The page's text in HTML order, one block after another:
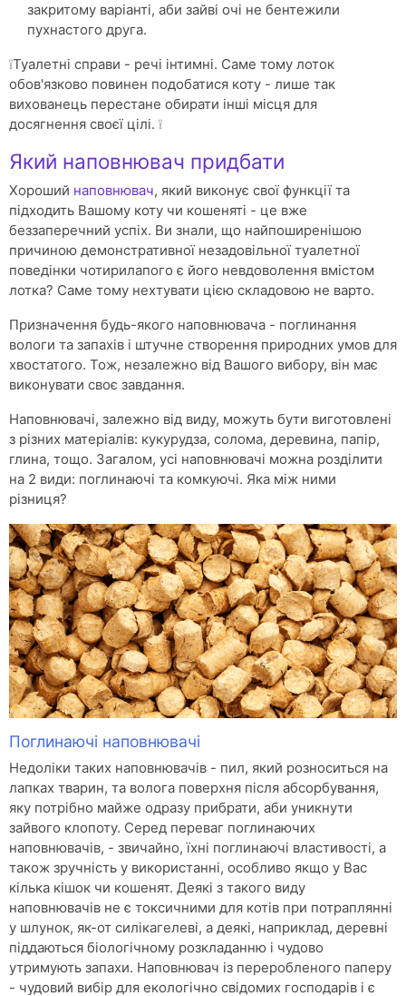
закритому варіанті, аби зайві очі не бентежили
пухнастого друга.
❕Туалетні справи - речі інтимні. Саме тому лоток
обов'язково повинен подобатися коту - лише так
вихованець перестане обирати інші місця для
досягнення своєї цілі. ❕
Який наповнювач придбати
Хороший наповнювач, який виконує свої функції та
підходить Вашому коту чи кошеняті - це вже
беззаперечний успіх. Ви знали, що найпоширенішою
причиною демонстративної незадовільної туалетної
поведінки чотирилапого є його невдоволення вмістом
лотка? Саме тому нехтувати цією складовою не варто.
Призначення будь-якого наповнювача - поглинання
вологи та запахів і штучне створення природних умов для
хвостатого. Тож, незалежно від Вашого вибору, він має
виконувати своє завдання.
Наповнювачі, залежно від виду, можуть бути виготовлені
з різних матеріалів: кукурудза, солома, деревина, папір,
глина, тощо. Загалом, усі наповнювачі можна розділити
на 2 види: поглинаючі та комкуючі. Яка між ними
різниця?
Поглинаючі наповнювачі
Недоліки таких наповнювачів - пил, який розноситься на
лапках тварин, та волога поверхня після абсорбування,
яку потрібно майже одразу прибрати, аби уникнути
зайвого клопоту. Серед переваг поглинаючих
наповнювачів, - звичайно, їхні поглинаючі властивості, а
також зручність у використанні, особливо якщо у Вас
кілька кішок чи кошенят. Деякі з такого виду
наповнювачів не є токсичними для котів при потраплянні
у шлунок, як-от силікагелеві, а деякі, наприклад, деревні
піддаються біологічному розкладанню і чудово
утримують запахи. Наповнювач із переробленого паперу
- чудовий вибір для екологічно свідомих господарів і є